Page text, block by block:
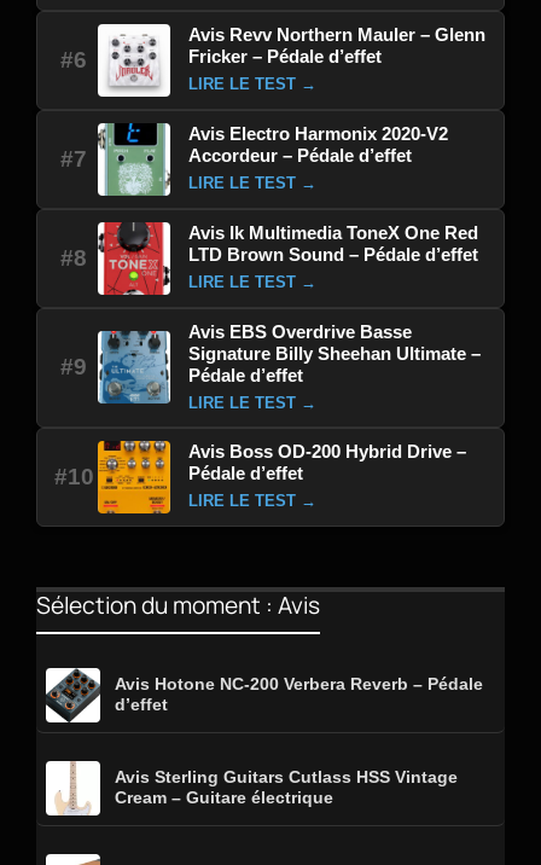
#6
Avis Revv Northern Mauler – Glenn
Fricker – Pédale d’effet
LIRE LE TEST →
#7
Avis Electro Harmonix 2020-V2
Accordeur – Pédale d’effet
LIRE LE TEST →
#8
Avis Ik Multimedia ToneX One Red
LTD Brown Sound – Pédale d’effet
LIRE LE TEST →
#9
Avis EBS Overdrive Basse
Signature Billy Sheehan Ultimate –
Pédale d’effet
LIRE LE TEST →
#10
Avis Boss OD-200 Hybrid Drive –
Pédale d’effet
LIRE LE TEST →
Sélection du moment : Avis
Avis Hotone NC-200 Verbera Reverb – Pédale
d’effet
Avis Sterling Guitars Cutlass HSS Vintage
Cream – Guitare électrique